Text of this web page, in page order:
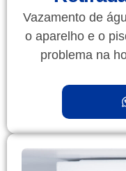
Vazamento de
o aparelho e o
problema na